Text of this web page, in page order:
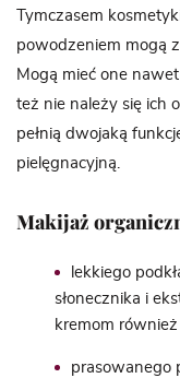
Tymczasem
powodzeniem mogą
Mogą mieć one
też nie należy się ich
pełnią dwojaką
pielęgnacyjną.
Makijaż
lekkiego
słonecznika i
kremom
prasowanego